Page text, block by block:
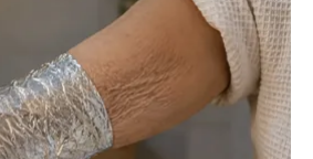
dijo su hermano.El hermano de la
sociales la notificación en donde se
para ella. El documento anuncia “la
cinco años dictada contra la jueza
propia y, con ello, la extinción de
el caso.El caso, sin embargo, dista de